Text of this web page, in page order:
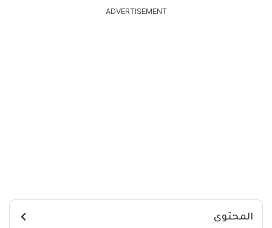
ADVERTISEMENT
المحتوى